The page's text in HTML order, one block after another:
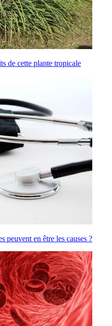
de cette plante tropicale
peuvent en être les causes ?